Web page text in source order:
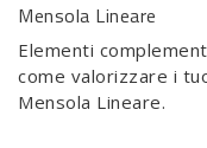
Mensola Lineare
Elementi
come valorizzare i
Mensola Lineare.